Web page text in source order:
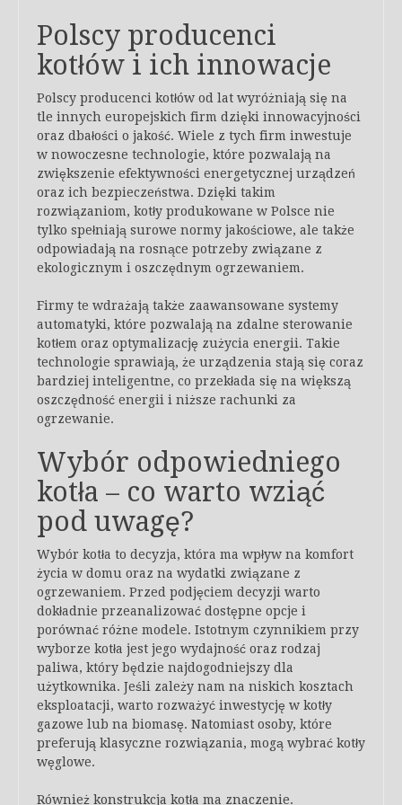
Polscy producenci
kotłów i ich innowacje
Polscy producenci kotłów od lat wyróżniają się na
tle innych europejskich firm dzięki innowacyjności
oraz dbałości o jakość. Wiele z tych firm inwestuje
w nowoczesne technologie, które pozwalają na
zwiększenie efektywności energetycznej urządzeń
oraz ich bezpieczeństwa. Dzięki takim
rozwiązaniom, kotły produkowane w Polsce nie
tylko spełniają surowe normy jakościowe, ale także
odpowiadają na rosnące potrzeby związane z
ekologicznym i oszczędnym ogrzewaniem.
Firmy te wdrażają także zaawansowane systemy
automatyki, które pozwalają na zdalne sterowanie
kotłem oraz optymalizację zużycia energii. Takie
technologie sprawiają, że urządzenia stają się coraz
bardziej inteligentne, co przekłada się na większą
oszczędność energii i niższe rachunki za
ogrzewanie.
Wybór odpowiedniego
kotła – co warto wziąć
pod uwagę?
Wybór kotła to decyzja, która ma wpływ na komfort
życia w domu oraz na wydatki związane z
ogrzewaniem. Przed podjęciem decyzji warto
dokładnie przeanalizować dostępne opcje i
porównać różne modele. Istotnym czynnikiem przy
wyborze kotła jest jego wydajność oraz rodzaj
paliwa, który będzie najdogodniejszy dla
użytkownika. Jeśli zależy nam na niskich kosztach
eksploatacji, warto rozważyć inwestycję w kotły
gazowe lub na biomasę. Natomiast osoby, które
preferują klasyczne rozwiązania, mogą wybrać kotły
węglowe.
Również konstrukcja kotła ma znaczenie.